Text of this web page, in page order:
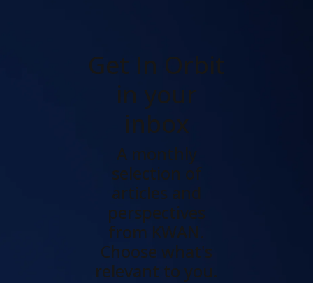
Get In Orbit
in your
inbox
A monthly
selection of
articles and
perspectives
from KWAN.
Choose what's
relevant to you.